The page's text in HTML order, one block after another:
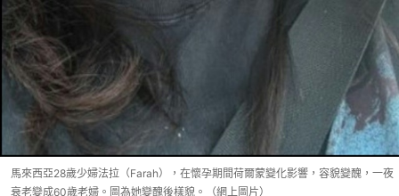
馬來西亞28歲少婦法拉（Farah），在懷孕期間荷爾蒙變化影響，容貌變醜，一夜
衰老變成60歲老婦。圖為她變醜後樣貌。（網上圖片）